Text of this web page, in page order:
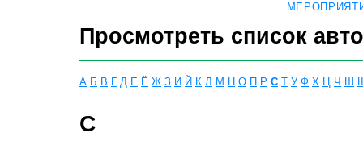
Просмотреть список
А Б В Г Д Е Ё Ж З И Й К Л М Н О П Р С Т У Ф Х Ц Ч Ш
С